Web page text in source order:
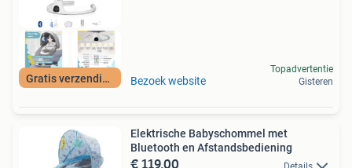
Gratis verzending Bezoek website
Topadvertentie
Gisteren
Elektrische Babyschommel met
Bluetooth en Afstandsbediening